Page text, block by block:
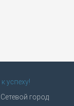
к успеху!
Сетевой город